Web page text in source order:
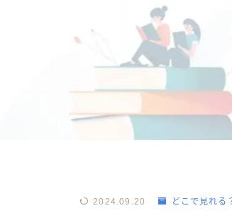
2024.09.20 どこで見れる